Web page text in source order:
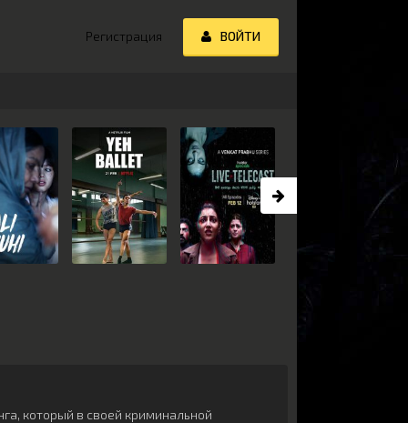
который в своей криминальной
Регистрация ВОЙТИ